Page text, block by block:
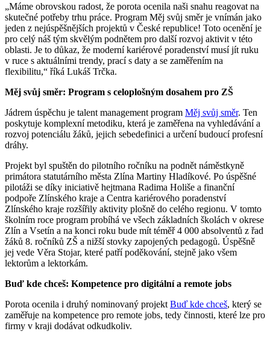
„Máme obrovskou radost, že porota ocenila naši snahu reagovat na
skutečné potřeby trhu práce. Program Měj svůj směr je vnímán jako
jeden z nejúspěšnějších projektů v České republice! Toto ocenění je
pro celý náš tým skvělým podnětem pro další rozvoj aktivit v této
oblasti. Je to důkaz, že moderní kariérové poradenství musí jít ruku
v ruce s aktuálními trendy, prací s daty a se zaměřením na
flexibilitu,“ říká Lukáš Trčka.
Měj svůj směr: Program s celoplošným dosahem pro ZŠ
Jádrem úspěchu je talent management program Měj svůj směr. Ten
poskytuje komplexní metodiku, která je zaměřena na vyhledávání a
rozvoj potenciálu žáků, jejich sebedefinici a určení budoucí profesní
dráhy.
Projekt byl spuštěn do pilotního ročníku na podnět náměstkyně
primátora statutárního města Zlína Martiny Hladíkové. Po úspěšné
pilotáži se díky iniciativě hejtmana Radima Holiše a finanční
podpoře Zlínského kraje a Centra kariérového poradenství
Zlínského kraje rozšířily aktivity plošně do celého regionu. V tomto
školním roce program probíhá ve všech základních školách v okrese
Zlín a Vsetín a na konci roku bude mít téměř 4 000 absolventů z řad
žáků 8. ročníků ZŠ a nižší stovky zapojených pedagogů. Úspěšně
jej vede Věra Stojar, které patří poděkování, stejně jako všem
lektorům a lektorkám.
Buď kde chceš: Kompetence pro digitální a remote jobs
Porota ocenila i druhý nominovaný projekt Buď kde chceš, který se
zaměřuje na kompetence pro remote jobs, tedy činnosti, které lze pro
firmy v kraji dodávat odkudkoliv.